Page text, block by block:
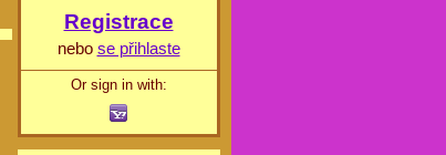
Registrace
nebo se přihlaste
Or sign in with: